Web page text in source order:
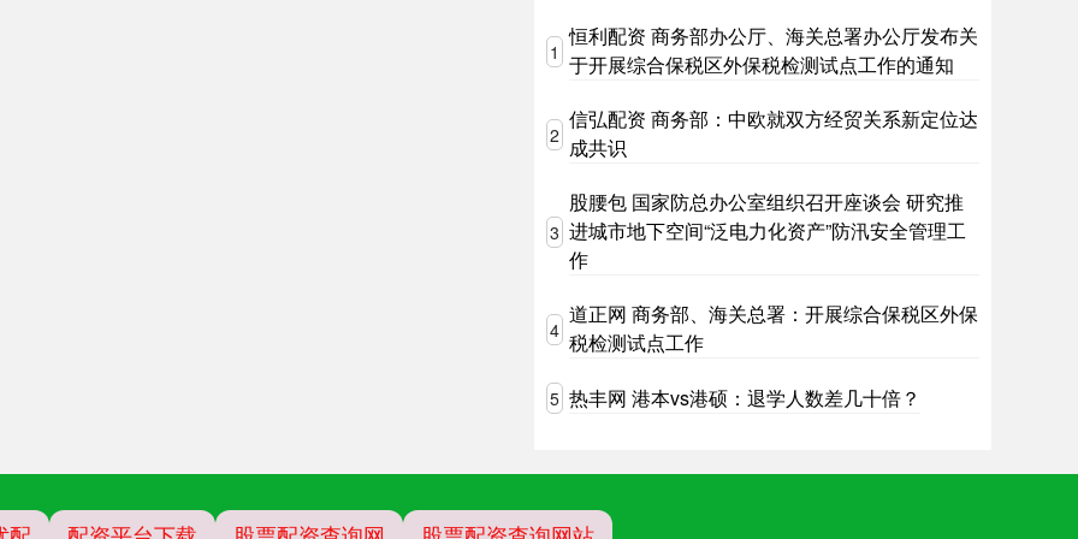
1
恒利配资 商务部办公厅、海关总署办公厅发布关
于开展综合保税区外保税检测试点工作的通知
2
信弘配资 商务部：中欧就双方经贸关系新定位达
成共识
3
股腰包 国家防总办公室组织召开座谈会 研究推
进城市地下空间“泛电力化资产”防汛安全管理工
作
4
道正网 商务部、海关总署：开展综合保税区外保
税检测试点工作
5 热丰网 港本vs港硕：退学人数差几十倍？